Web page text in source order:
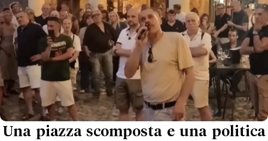
Una piazza scomposta e una politica